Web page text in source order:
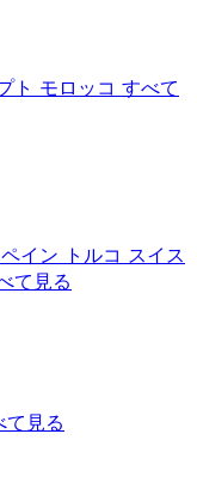
ト モロッコ すべて
イン トルコ スイス
て見る
て見る